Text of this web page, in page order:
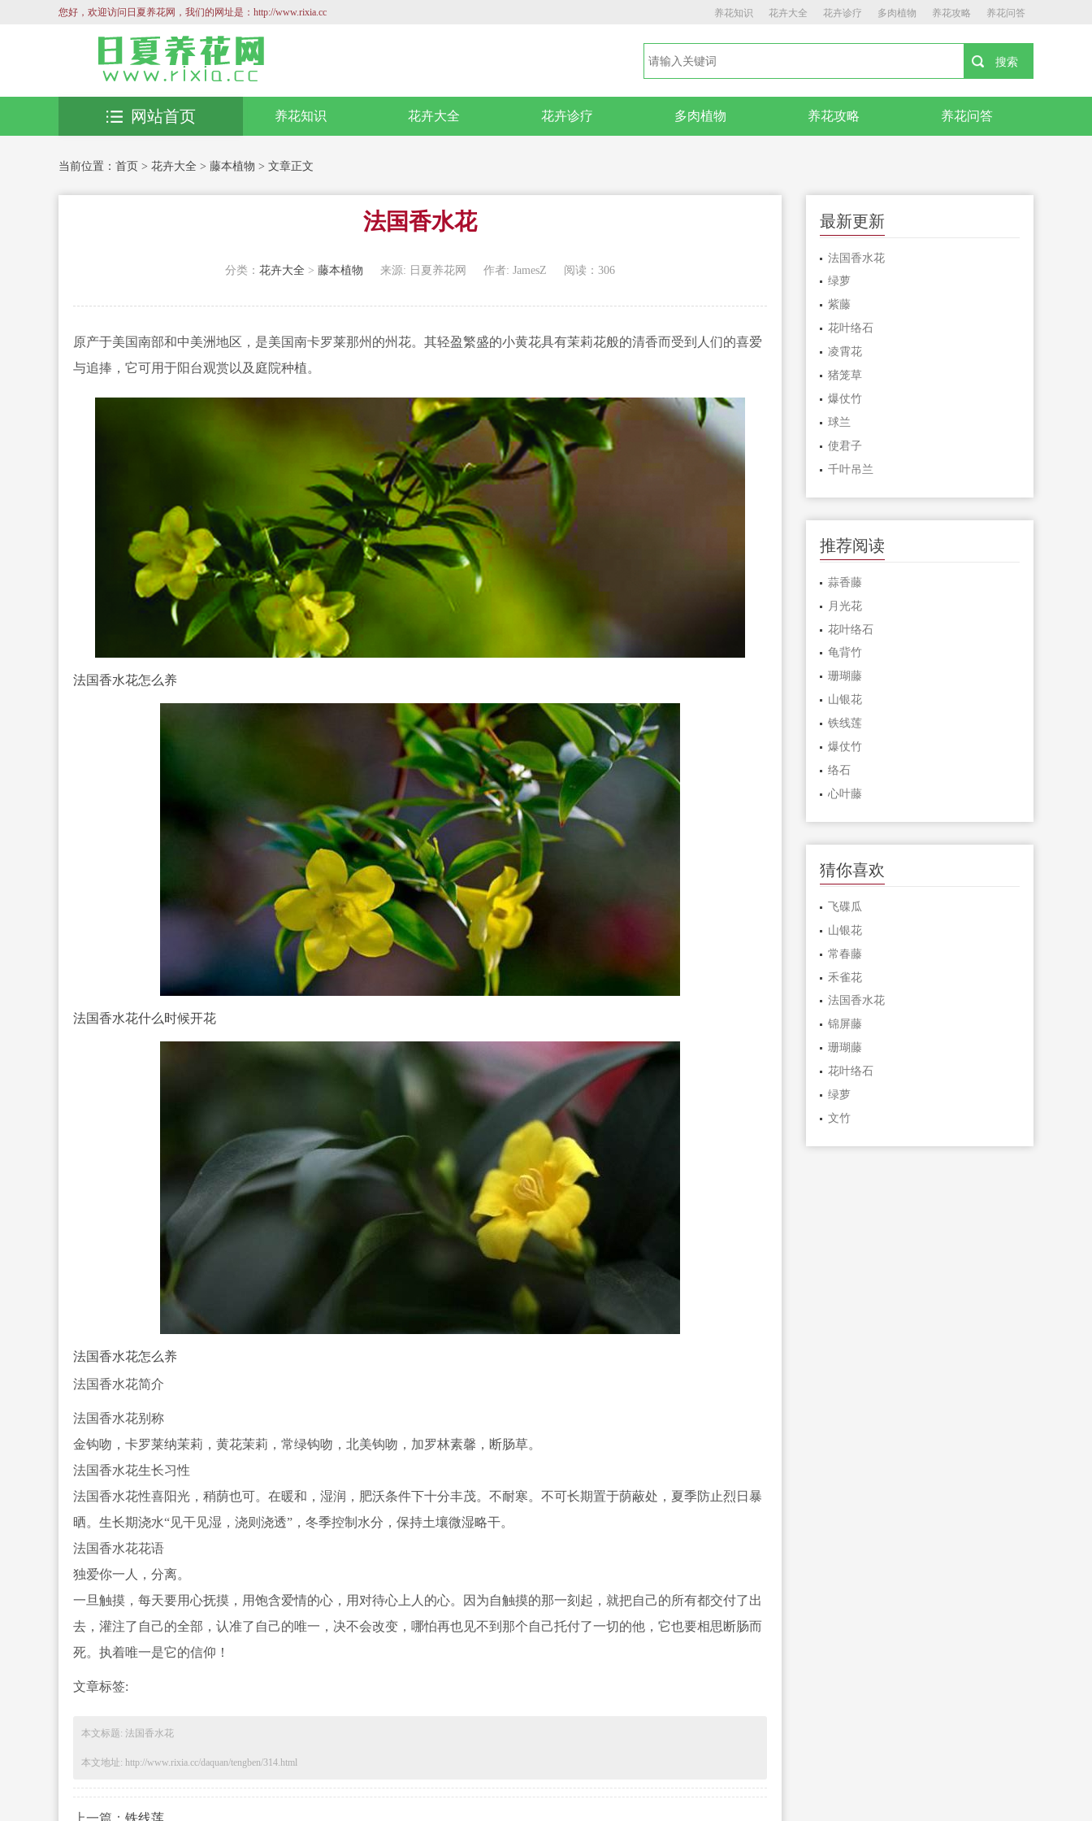
您好，欢迎访问日夏养花网，我们的网址是：http://www.rixia.cc 养花知识 花卉大全 花卉诊疗 多肉植物 养花攻略 养花问答
养花知识 花卉大全 花卉诊疗 多肉植物 养花攻略 养花问答
网站首页
当前位置： 首页 > 花卉大全 > 藤本植物 > 文章正文
法国香水花
分类： 花卉大全 > 藤本植物 来源: 日夏养花网 作者: JamesZ 阅读：306
原产于美国南部和中美洲地区，是美国南卡罗莱那州的州花。其轻盈繁盛的小黄花具有茉莉花般的清香而受到人们的喜爱
与追捧，它可用于阳台观赏以及庭院种植。
法国香水花怎么养
法国香水花什么时候开花
法国香水花怎么养
法国香水花简介
法国香水花别称
金钩吻，卡罗莱纳茉莉，黄花茉莉，常绿钩吻，北美钩吻，加罗林素馨，断肠草。
法国香水花生长习性
法国香水花性喜阳光，稍荫也可。在暖和，湿润，肥沃条件下十分丰茂。不耐寒。不可长期置于荫蔽处，夏季防止烈日暴
晒。 生长期浇水“见干见湿，浇则浇透”，冬季控制水分，保持土壤微湿略干。
法国香水花花语
独爱你一人，分离。
一旦触摸，每天要用心抚摸，用饱含爱情的心，用对待心上人的心。因为自触摸的那一刻起，就把自己的所有都交付了出
去，灌注了自己的全部，认准了自己的唯一，决不会改变，哪怕再也见不到那个自己托付了一切的他，它也要相思断肠而
死。执着唯一是它的信仰！
文章标签:
本文标题: 法国香水花
本文地址: http://www.rixia.cc/daquan/tengben/314.html
上一篇： 铁线莲
最新更新
法国香水花
绿萝
紫藤
花叶络石
凌霄花
猪笼草
爆仗竹
球兰
使君子
千叶吊兰
推荐阅读
蒜香藤
月光花
花叶络石
龟背竹
珊瑚藤
山银花
铁线莲
爆仗竹
络石
心叶藤
猜你喜欢
飞碟瓜
山银花
常春藤
禾雀花
法国香水花
锦屏藤
珊瑚藤
花叶络石
绿萝
文竹